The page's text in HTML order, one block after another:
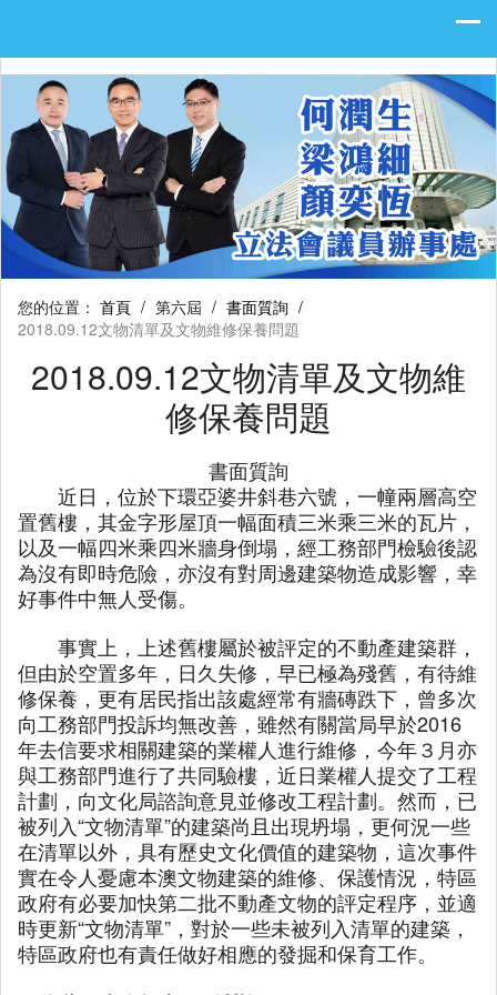
您的位置： 首頁 / 第六屆 / 書面質詢 /
2018.09.12文物清單及文物維修保養問題
2018.09.12文物清單及文物維
修保養問題
書面質詢
近日，位於下環亞婆井斜巷六號，一幢兩層高空
置舊樓，其金字形屋頂一幅面積三米乘三米的瓦片，
以及一幅四米乘四米牆身倒塌，經工務部門檢驗後認
為沒有即時危險，亦沒有對周邊建築物造成影響，幸
好事件中無人受傷。
事實上，上述舊樓屬於被評定的不動產建築群，
但由於空置多年，日久失修，早已極為殘舊，有待維
修保養，更有居民指出該處經常有牆磚跌下，曾多次
向工務部門投訴均無改善，雖然有關當局早於2016
年去信要求相關建築的業權人進行維修，今年３月亦
與工務部門進行了共同驗樓，近日業權人提交了工程
計劃，向文化局諮詢意見並修改工程計劃。然而，已
被列入“文物清單”的建築尚且出現坍塌，更何況一些
在清單以外，具有歷史文化價值的建築物，這次事件
實在令人憂慮本澳文物建築的維修、保護情況，特區
政府有必要加快第二批不動產文物的評定程序，並適
時更新“文物清單”，對於一些未被列入清單的建築，
特區政府也有責任做好相應的發掘和保育工作。